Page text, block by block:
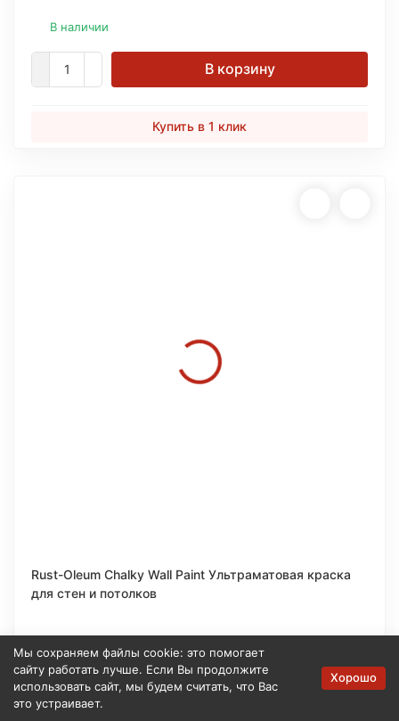
В наличии
В корзину
Купить в 1 клик
Rust-Oleum Chalky Wall Paint Ультраматовая краска
для стен и потолков
от 2 650₽
В наличии
Мы сохраняем файлы cookie: это помогает
сайту работать лучше. Если Вы продолжите
использовать сайт, мы будем считать, что Вас
это устраивает.
Хорошо